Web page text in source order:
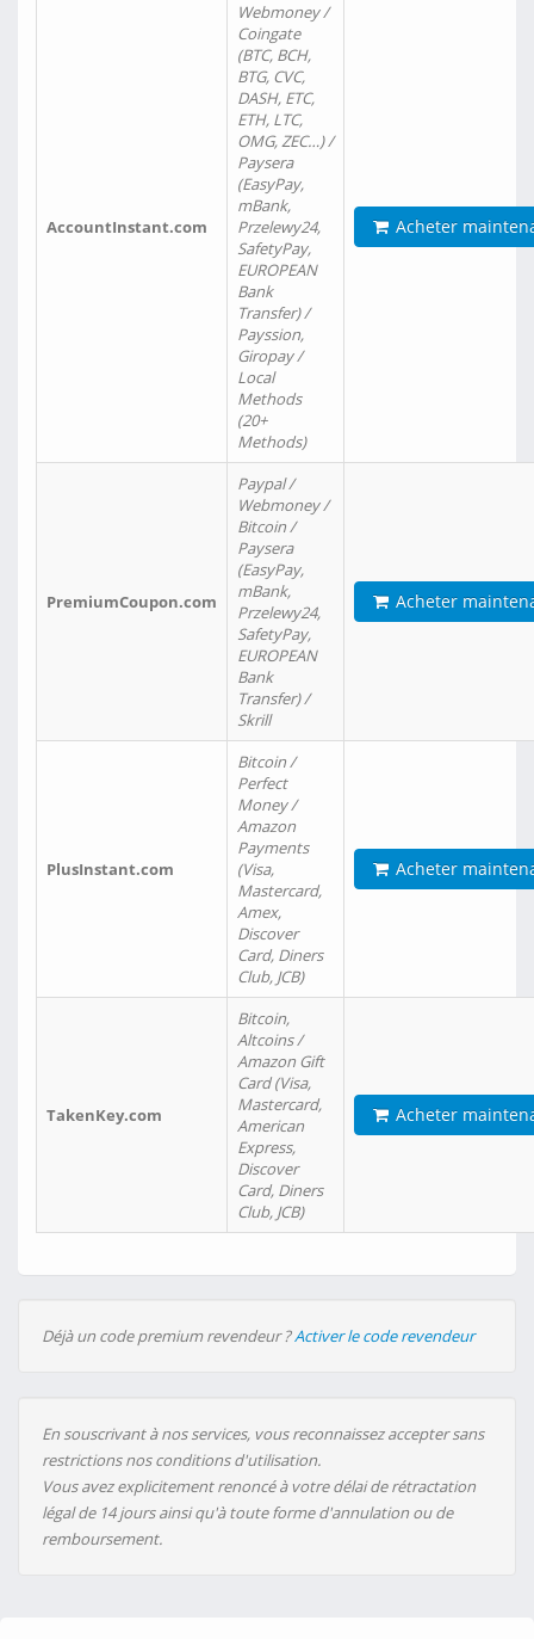
AccountInstant.com
Webmoney /
Coingate
(BTC, BCH,
BTG, CVC,
DASH, ETC,
ETH, LTC,
OMG, ZEC…) /
Paysera
(EasyPay,
mBank,
Przelewy24,
SafetyPay,
EUROPEAN
Bank
Transfer) /
Payssion,
Giropay /
Local
Methods
(20+
Methods)
Acheter
PremiumCoupon.com
Paypal /
Webmoney /
Bitcoin /
Paysera
(EasyPay,
mBank,
Przelewy24,
SafetyPay,
EUROPEAN
Bank
Transfer) /
Skrill
Acheter
PlusInstant.com
Bitcoin /
Perfect
Money /
Amazon
Payments
(Visa,
Mastercard,
Amex,
Discover
Card, Diners
Club, JCB)
Acheter
TakenKey.com
Bitcoin,
Altcoins /
Amazon Gift
Card (Visa,
Mastercard,
American
Express,
Discover
Card, Diners
Club, JCB)
Acheter
Déjà un code premium revendeur ?Activer le code revendeur
En souscrivant à nos services, vous reconnaissez accepter sans
restrictions nos conditions d'utilisation.
Vous avez explicitement renoncé à votre délai de rétractation
légal de 14 jours ainsi qu'à toute forme d'annulation ou de
remboursement.